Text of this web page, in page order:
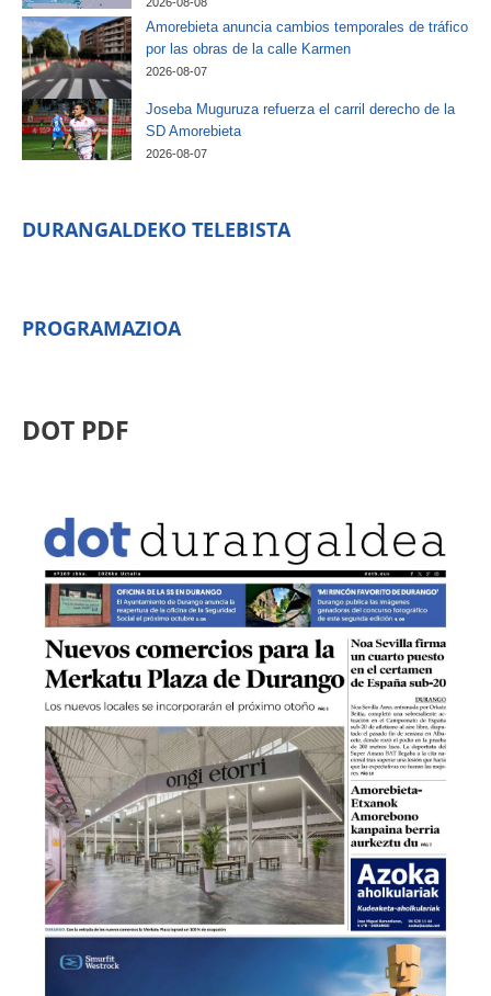
Amorebieta anuncia cambios temporales de tráfico
por las obras de la calle Karmen
2026-08-07
Joseba Muguruza refuerza el carril derecho de la
SD Amorebieta
2026-08-07
DURANGALDEKO TELEBISTA
PROGRAMAZIOA
DOT PDF